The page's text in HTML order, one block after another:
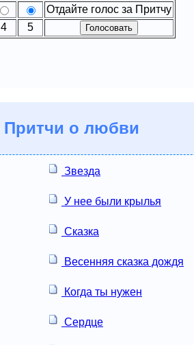
Отдайте голос за Притчу
4 5
Притчи о любви
Звезда
У нее были крылья
Сказка
Весенняя сказка дождя
Когда ты нужен
Сердце